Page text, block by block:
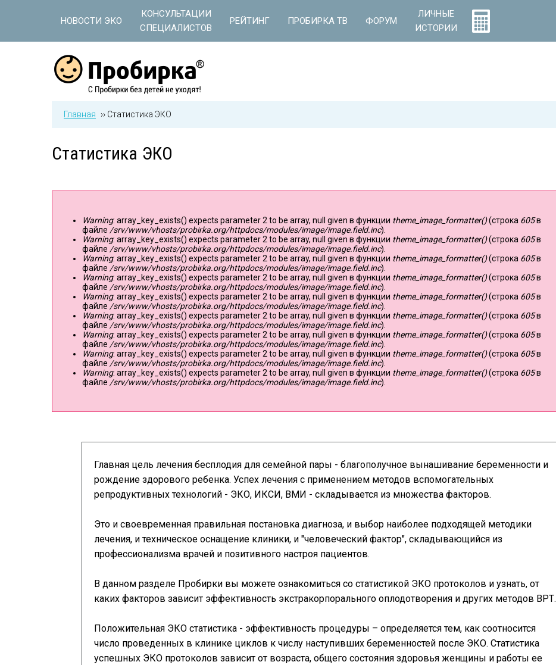
НОВОСТИ ЭКО
КОНСУЛЬТАЦИИ
СПЕЦИАЛИСТОВ
РЕЙТИНГ ПРОБИРКА ТВ ФОРУМ
ЛИЧНЫЕ
ИСТОРИИ
Главная ›› Статистика ЭКО
Статистика ЭКО
Сообщение об ошибке
Warning: array_key_exists() expects parameter 2 to be array, null given в функции theme_image_formatter()(строка 605в
файле /srv/www/vhosts/probirka.org/httpdocs/modules/image/image.field.inc).
Warning: array_key_exists() expects parameter 2 to be array, null given в функции theme_image_formatter()(строка 605в
файле /srv/www/vhosts/probirka.org/httpdocs/modules/image/image.field.inc).
Warning: array_key_exists() expects parameter 2 to be array, null given в функции theme_image_formatter()(строка 605в
файле /srv/www/vhosts/probirka.org/httpdocs/modules/image/image.field.inc).
Warning: array_key_exists() expects parameter 2 to be array, null given в функции theme_image_formatter()(строка 605в
файле /srv/www/vhosts/probirka.org/httpdocs/modules/image/image.field.inc).
Warning: array_key_exists() expects parameter 2 to be array, null given в функции theme_image_formatter()(строка 605в
файле /srv/www/vhosts/probirka.org/httpdocs/modules/image/image.field.inc).
Warning: array_key_exists() expects parameter 2 to be array, null given в функции theme_image_formatter()(строка 605в
файле /srv/www/vhosts/probirka.org/httpdocs/modules/image/image.field.inc).
Warning: array_key_exists() expects parameter 2 to be array, null given в функции theme_image_formatter()(строка 605в
файле /srv/www/vhosts/probirka.org/httpdocs/modules/image/image.field.inc).
Warning: array_key_exists() expects parameter 2 to be array, null given в функции theme_image_formatter()(строка 605в
файле /srv/www/vhosts/probirka.org/httpdocs/modules/image/image.field.inc).
Warning: array_key_exists() expects parameter 2 to be array, null given в функции theme_image_formatter()(строка 605в
файле /srv/www/vhosts/probirka.org/httpdocs/modules/image/image.field.inc).
Главная цель лечения бесплодия для семейной пары - благополучное вынашивание беременности и
рождение здорового ребенка. Успех лечения с применением методов вспомогательных
репродуктивных технологий - ЭКО, ИКСИ, ВМИ - складывается из множества факторов.
Это и своевременная правильная постановка диагноза, и выбор наиболее подходящей методики
лечения, и техническое оснащение клиники, и "человеческий фактор", складывающийся из
профессионализма врачей и позитивного настроя пациентов.
В данном разделе Пробирки вы можете ознакомиться со статистикой ЭКО протоколов и узнать, от
каких факторов зависит эффективность экстракорпорального оплодотворения и других методов ВРТ.
Положительная ЭКО статистика - эффективность процедуры – определяется тем, как соотносится
число проведенных в клинике циклов к числу наступивших беременностей после ЭКО. Статистика
успешных ЭКО протоколов зависит от возраста, общего состояния здоровья женщины и работы ее